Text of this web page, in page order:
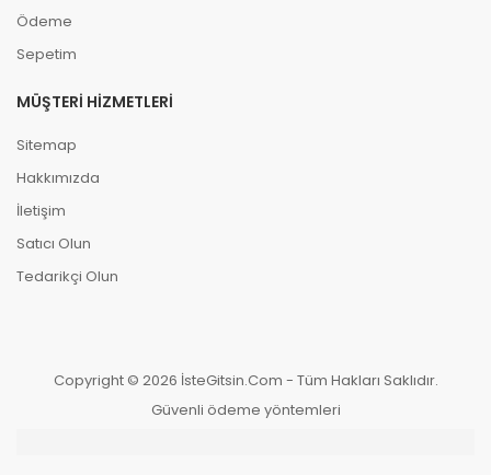
Ödeme
Sepetim
MÜŞTERI HIZMETLERI
Sitemap
Hakkımızda
İletişim
Satıcı Olun
Tedarikçi Olun
Copyright © 2026 İsteGitsin.Com - Tüm Hakları Saklıdır.
Güvenli ödeme yöntemleri